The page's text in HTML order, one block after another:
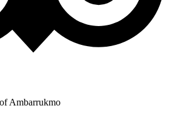
Ambarrukmo